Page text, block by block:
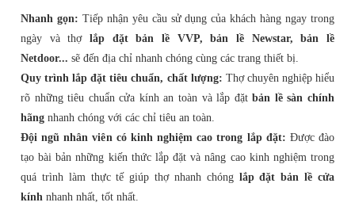
Nhanh gọn: Tiếp nhận yêu cầu sử dụng của khách hàng ngay trong
ngày và thợ lắp đặt bản lề VVP, bản lề Newstar, bản lề
Netdoor... sẽ đến địa chỉ nhanh chóng cùng các trang thiết bị.
Quy trình lắp đặt tiêu chuẩn, chất lượng: Thợ chuyên nghiệp hiểu
rõ những tiêu chuẩn cửa kính an toàn và lắp đặtbản lề sàn chính
hãng nhanh chóng với các chỉ tiêu an toàn.
Đội ngũ nhân viên có kinh nghiệm cao trong lắp đặt: Được đào
tạo bài bản những kiến thức lắp đặt và nâng cao kinh nghiệm trong
quá trình làm thực tế giúp thợ nhanh chóng lắp đặt bản lề cửa
kính nhanh nhất, tốt nhất.